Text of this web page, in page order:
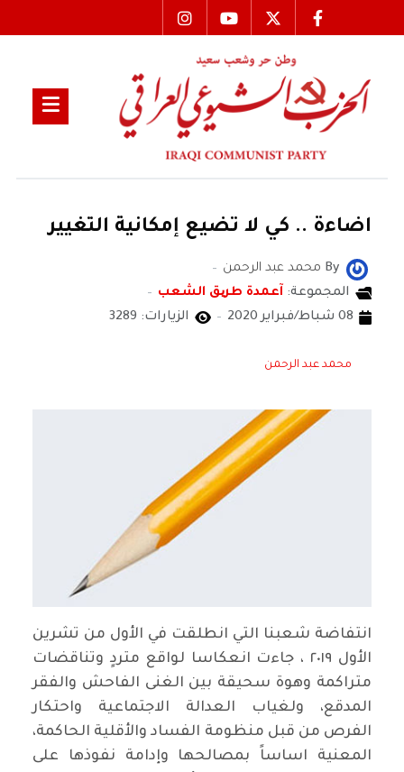
اضاءة .. كي لا تضيع إمكانية التغيير
By محمد عبد الرحمن
المجموعة: آعمدة طریق الشعب
08 شباط/فبراير 2020
الزيارات: 3289
محمد عبد الرحمن
انتفاضة شعبنا التي انطلقت في الأول من تشرين
الأول ٢٠١٩ ، جاءت انعكاسا لواقع متردٍ وتناقضات
متراكمة وهوة سحيقة بين الغنى الفاحش والفقر
المدقع، ولغياب العدالة الاجتماعية واحتكار
الفرص من قبل منظومة الفساد والأقلية الحاكمة،
المعنية اساساً بمصالحها وإدامة نفوذها على